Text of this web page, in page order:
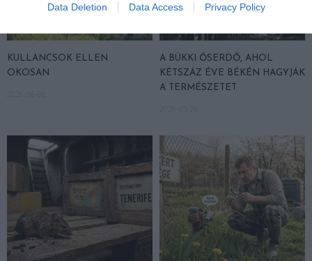
Data Deletion Data Access Privacy Policy
KULLANCSOK ELLEN
OKOSAN
A BÜKKI ŐSERDŐ, AHOL
KÉTSZÁZ ÉVE BÉKÉN HAGYJÁK
A TERMÉSZETET